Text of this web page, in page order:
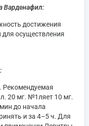
Варденафил:
достижения
для осуществления
Рекомендуемая
20 мг. №1ляет 10 мг.
до начала
и за 4–5 ч. Для